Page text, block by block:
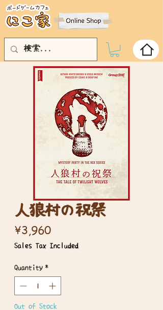
人狼村の祝祭
¥3,960Price
Sales Tax Included
Quantity *
Out of Stock